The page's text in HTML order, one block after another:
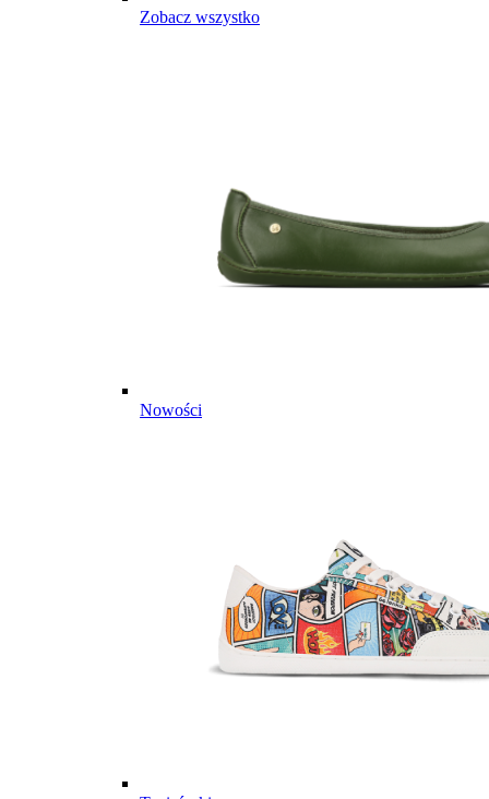
Zobacz wszystko
Nowości